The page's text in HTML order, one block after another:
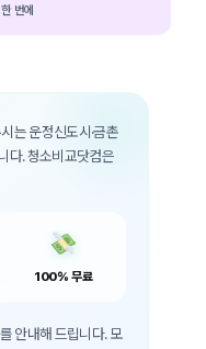
번에
는 운정신도시·금촌
다. 청소비교닷컴은
100% 무료
안내해 드립니다. 모